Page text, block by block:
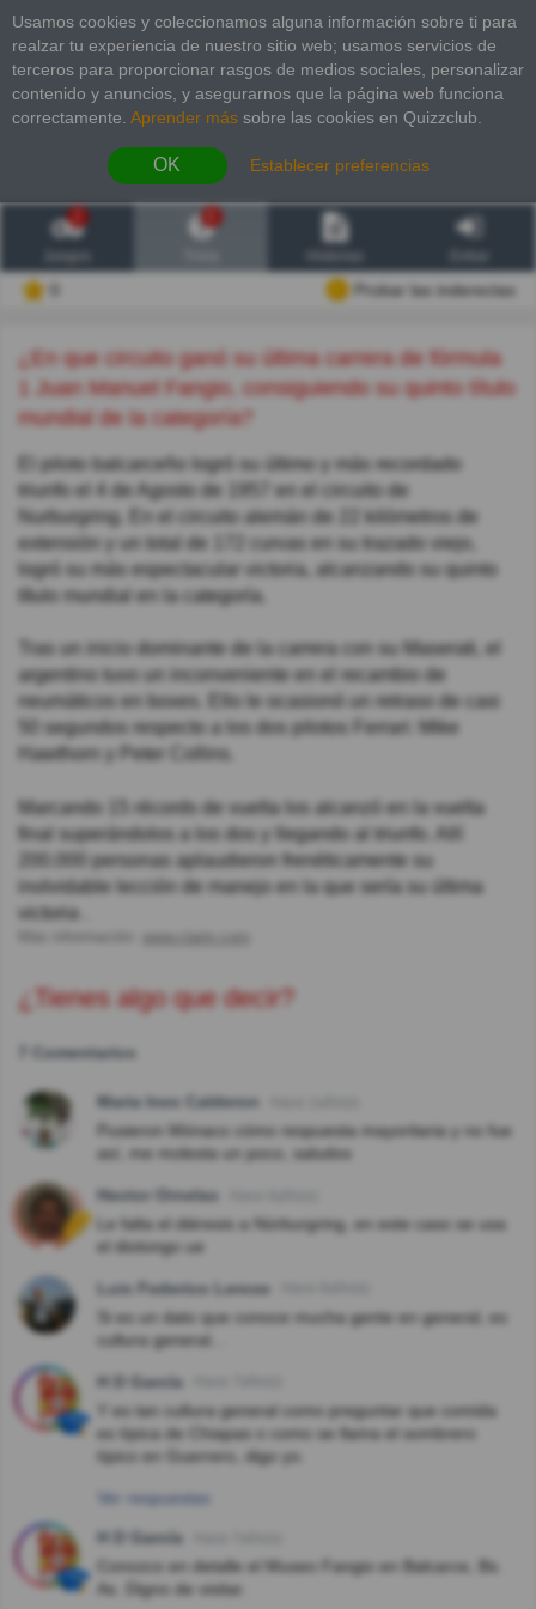
Usamos cookies y coleccionamos alguna información sobre ti para
realzar tu experiencia de nuestro sitio web; usamos servicios de
terceros para proporcionar rasgos de medios sociales, personalizar
contenido y anuncios, y asegurarnos que la página web funciona
correctamente. Aprender más sobre las cookies en Quizzclub.
OK Establecer preferencias
2
Probar las inderectas
¿En que circuito ganó su última carrera de fórmula
1 Juan Manuel Fangio, consiguiendo su quinto título
mundial de la categoría?
El piloto balcarceño logró su último y más recordado
triunfo el 4 de Agosto de 1957 en el circuito de
Nurburgring. En el circuito alemán de 22 kilómetros de
extensión y un total de 172 curvas en su trazado viejo,
logró su más espectacular victoria, alcanzando su quinto
título mundial en la categoría.
Tras un inicio dominante de la carrera con su Maserati, el
argentino tuvo un inconveniente en el recambio de
neumáticos en boxes. Ello le ocasionó un retraso de casi
50 segundos respecto a los dos pilotos Ferrari: Mike
Hawthorn y Peter Collins.
Marcando 15 récords de vuelta los alcanzó en la vuelta
final superándolos a los dos y llegando al triunfo. Allí
200.000 personas aplaudieron frenéticamente su
inolvidable lección de manejo en la que sería su última
victoria .
www.clarin.com
¿Tienes algo que decir?
7 Comentarios
Maria Ines Calderon
Pusieron Mónaco cómo respuesta mayoritaria y no fue
así, me molesta un poco, saludos
Hector Ornelas
Le falta el diéresis a Nürburgring, en este caso se usa
el diotongo ue
Luis Federico Lerose
Si es un dato que conoce mucha gente en general, es
cultura general...
H D García
Y es tan cultura general como preguntar que comida
es típica de Chiapas o como se llama el sombrero
típico en Guerrero, digo yo.
Ver respuestas
H D García
Conozco en detalle el Museo Fangio en Balcarce, Bs.
As. Digno de visitar.